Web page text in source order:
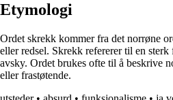
Etymologi
Ordet skrekk kommer fra det norrøne
eller redsel. Skrekk refererer til en
avsky. Ordet brukes ofte til å beskrive
eller frastøtende.